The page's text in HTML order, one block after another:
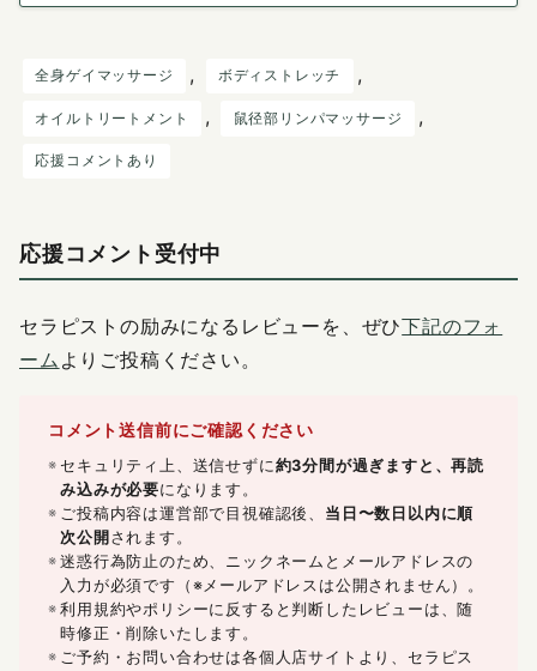
全身ゲイマッサージ , ボディストレッチ ,
オイルトリートメント , 鼠径部リンパマッサージ ,
応援コメントあり
応援コメント受付中
セラピストの励みになるレビューを、ぜひ下記のフォ
ーム よりご投稿ください。
コメント送信前にご確認ください
セキュリティ上、送信せずに約3分間が過ぎますと、再読
み込みが必要になります。
ご投稿内容は運営部で目視確認後、 当日〜数日以内に順
次公開 されます。
迷惑行為防止のため、ニックネームとメールアドレスの
入力が必須です（※メールアドレスは公開されません）。
利用規約やポリシーに反すると判断したレビューは、随
時修正・削除いたします。
ご予約・お問い合わせは各個人店サイトより、セラピス